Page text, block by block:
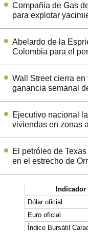
Compañía de Gas
para explotar
Abelardo de la
Colombia para el
Wall Street cierra
ganancia semanal
Ejecutivo nacional
viviendas en zonas
El petróleo de
en el estrecho de
Indicador
Dólar oficial
Euro oficial
Índice Bursátil